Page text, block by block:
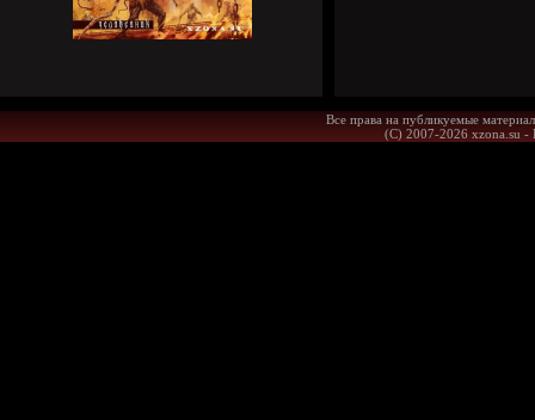
Все права на публикуемые
(С) 2007-2026 xzona.su -